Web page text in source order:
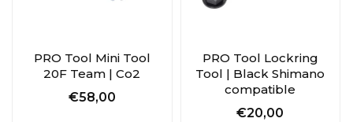
PRO Tool Mini Tool
20F Team | Co2
€58,00
PRO Tool Lockring
Tool | Black Shimano
compatible
€20,00